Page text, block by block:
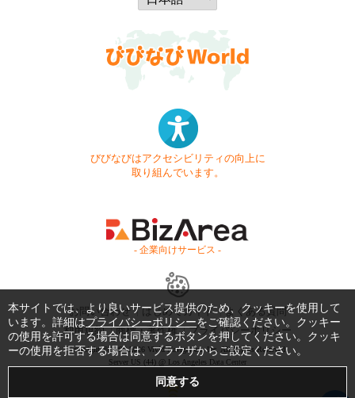
びびなびはアクセシビリティの向上に
取り組んでいます。
- 企業向けサービス -
お問い合わせ はじめてガイド
よくある質問
利用規約
商標・著作権 プライバシーポリシー
Copyright © 1999-2026 Vivid Navigation, Inc. All Rights Reserved.
Server US (44) @ Los Angeles Data Center
本サイトでは、より良いサービス提供のため、クッキーを使用して
います。詳細はプライバシーポリシーをご確認ください。クッキー
の使用を許可する場合は同意するボタンを押してください。クッキ
ーの使用を拒否する場合は、ブラウザからご設定ください。